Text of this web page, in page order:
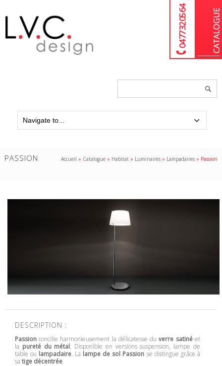
04 77 32 05 64
PASSION Accueil » Catalogue » Habitat » Luminaires » Lampadaires » Passion
DESCRIPTION :
Passion concilie harmonieusement la délicatesse duverre satinéet
la pureté du métal. Disponible en versions suspension, lampe de
table ou lampadaire. La lampe de sol Passion se distingue grâce à
sa tige décentrée.